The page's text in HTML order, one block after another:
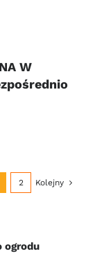
W
2 Kolejny
ogrodu